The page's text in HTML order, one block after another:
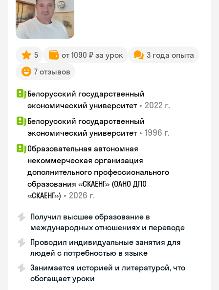
5 от 1090 ₽ за урок
3 года опыта
7 отзывов
Белорусский государственный
экономический университет • 2022 г.
Белорусский государственный
экономический университет • 1996 г.
Образовательная автономная
некоммерческая организация
дополнительного профессионального
образования «СКАЕНГ» (ОАНО ДПО
«СКАЕНГ») • 2026 г.
Получил высшее образование в
международных отношениях и переводе
Проводил индивидуальные занятия для
людей с потребностью в языке
Занимается историей и литературой, что
обогащает уроки